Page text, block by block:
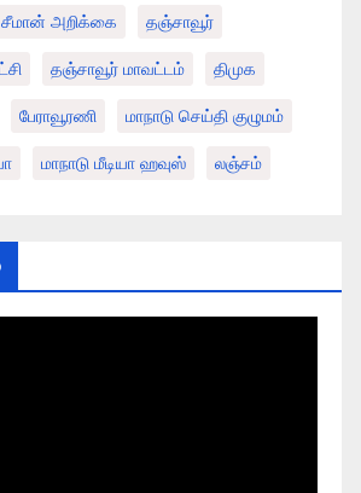
சீமான் அறிக்கை தஞ்சாவூர்
தஞ்சாவூர் மாவட்டம் திமுக
பேராவூரணி மாநாடு செய்தி குழுமம்
மாநாடு மீடியா ஹவுஸ் லஞ்சம்